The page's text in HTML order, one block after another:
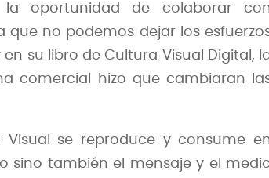
oportunidad de colaborar
no podemos dejar los
su libro de Cultura Visual Digital,
comercial hizo que cambiaran
se reproduce y consume
sino también el mensaje y el